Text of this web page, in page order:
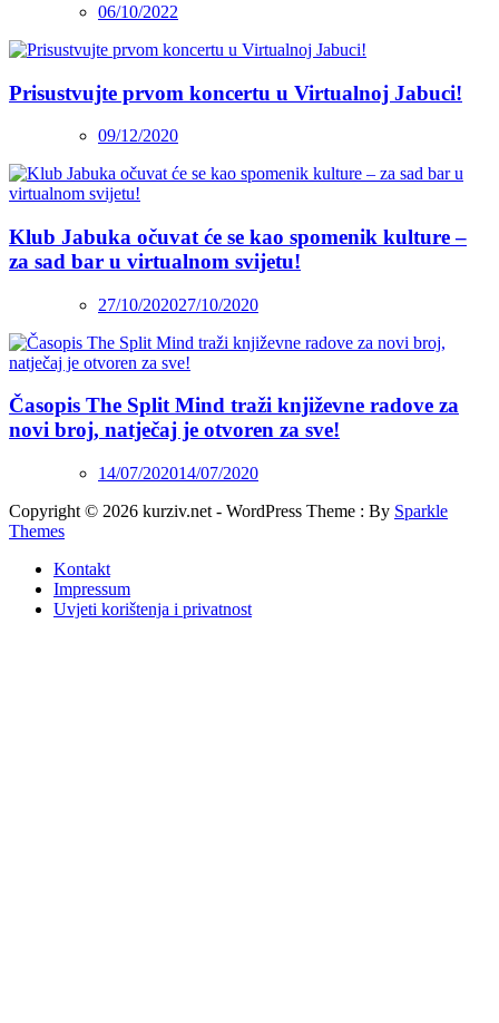
06/10/2022
Prisustvujte prvom koncertu u Virtualnoj Jabuci!
09/12/2020
Klub Jabuka očuvat će se kao spomenik kulture –
za sad bar u virtualnom svijetu!
27/10/202027/10/2020
Časopis The Split Mind traži književne radove za
novi broj, natječaj je otvoren za sve!
14/07/202014/07/2020
Copyright © 2026 kurziv.net - WordPress Theme : By Sparkle
Themes
Kontakt
Impressum
Uvjeti korištenja i privatnost